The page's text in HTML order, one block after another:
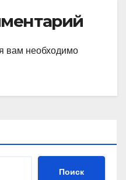
вам необходимо
Поиск